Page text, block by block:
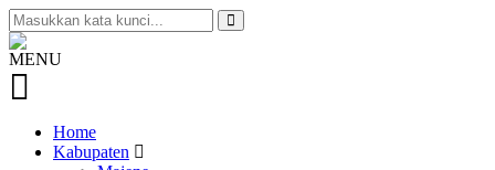
MENU
Home
Kabupaten